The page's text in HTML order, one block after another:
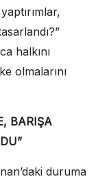
halkını
olmalarını
BARIŞA
duruma